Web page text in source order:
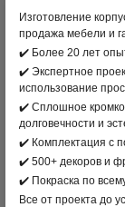
Для выбора
банковской
странице
заказа
через ПАО
банковских
систем:
Worldwide,
Изготовление
продажа мебели и
✔️ Более 20 лет
✔️ Экспертное
использование
✔️ Сплошное
долговечности и
✔️ Комплектация с
✔️ 500+ декоров и
✔️ Покраска по
Все от проекта до